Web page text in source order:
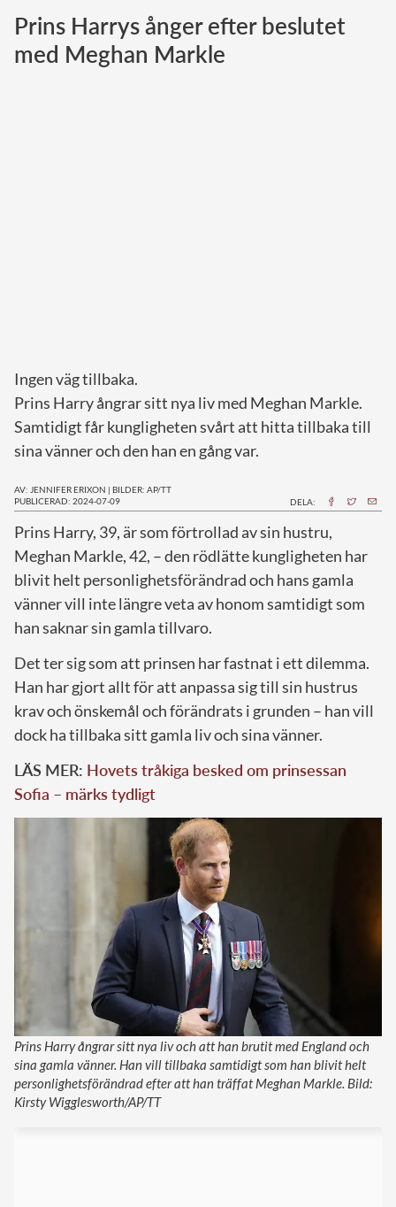
Norska kungahuset
Danska kungahuset
Prins Harrys ånger efter beslutet
med Meghan Markle
Ingen väg tillbaka.
Prins Harry ångrar sitt nya liv med Meghan Markle.
Samtidigt får kungligheten svårt att hitta tillbaka till
sina vänner och den han en gång var.
AV: JENNIFER ERIXON | BILDER: AP/TT
PUBLICERAD: 2024-07-09
DELA:
Prins Harry, 39, är som förtrollad av sin hustru,
Meghan Markle, 42, – den rödlätte kungligheten har
blivit helt personlighetsförändrad och hans gamla
vänner vill inte längre veta av honom samtidigt som
han saknar sin gamla tillvaro.
Det ter sig som att prinsen har fastnat i ett dilemma.
Han har gjort allt för att anpassa sig till sin hustrus
krav och önskemål och förändrats i grunden – han vill
dock ha tillbaka sitt gamla liv och sina vänner.
LÄS MER: Hovets tråkiga besked om prinsessan
Sofia – märks tydligt
Prins Harry ångrar sitt nya liv och att han brutit med England och
sina gamla vänner. Han vill tillbaka samtidigt som han blivit helt
personlighetsförändrad efter att han träffat Meghan Markle. Bild:
Kirsty Wigglesworth/AP/TT